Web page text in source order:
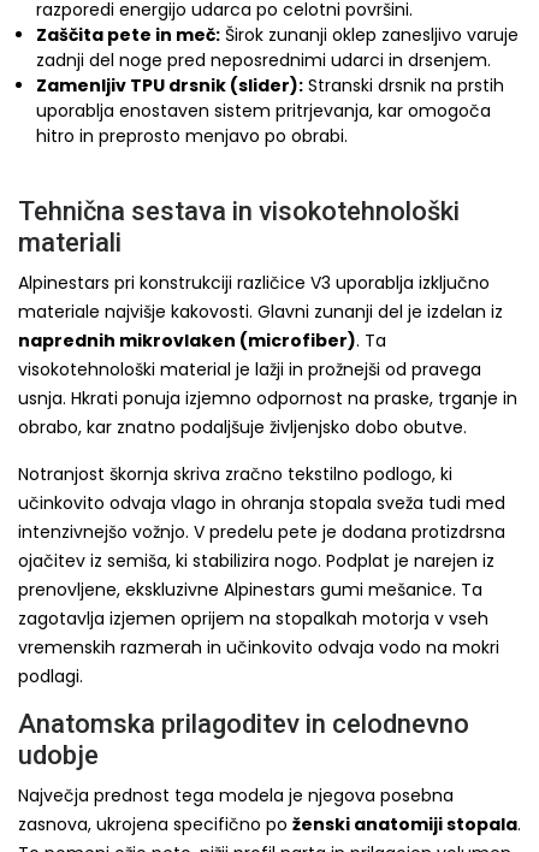
razporedi energijo udarca po celotni površini.
Zaščita pete in meč: Širok zunanji oklep zanesljivo varuje
zadnji del noge pred neposrednimi udarci in drsenjem.
Zamenljiv TPU drsnik (slider): Stranski drsnik na prstih
uporablja enostaven sistem pritrjevanja, kar omogoča
hitro in preprosto menjavo po obrabi.
Tehnična sestava in visokotehnološki
materiali
Alpinestars pri konstrukciji različice V3 uporablja izključno
materiale najvišje kakovosti. Glavni zunanji del je izdelan iz
naprednih mikrovlaken (microfiber). Ta
visokotehnološki material je lažji in prožnejši od pravega
usnja. Hkrati ponuja izjemno odpornost na praske, trganje in
obrabo, kar znatno podaljšuje življenjsko dobo obutve.
Notranjost škornja skriva zračno tekstilno podlogo, ki
učinkovito odvaja vlago in ohranja stopala sveža tudi med
intenzivnejšo vožnjo. V predelu pete je dodana protizdrsna
ojačitev iz semiša, ki stabilizira nogo. Podplat je narejen iz
prenovljene, ekskluzivne Alpinestars gumi mešanice. Ta
zagotavlja izjemen oprijem na stopalkah motorja v vseh
vremenskih razmerah in učinkovito odvaja vodo na mokri
podlagi.
Anatomska prilagoditev in celodnevno
udobje
Največja prednost tega modela je njegova posebna
zasnova, ukrojena specifično po ženski anatomiji stopala.